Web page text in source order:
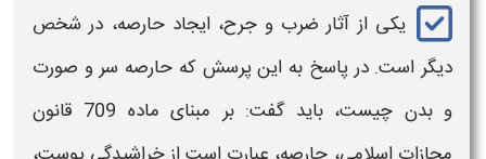
یکی از آثار ضرب و جرح، ایجادحارصه، در شخص
دیگر است. در پاسخ به این پرسش که حارصه سر و صورت
و بدن چیست
، باید گفت: بر مبنای ماده 709 قانون